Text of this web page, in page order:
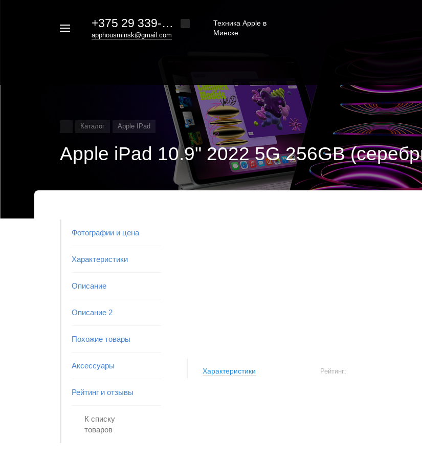
+375 29 339-20-30
apphousminsk@gmail.com
Техника Apple в
Минске
Каталог Apple IPad
Apple iPad 10.9" 2022 5G 256GB
Фотографии и цена
Характеристики
Описание
Описание 2
Похожие товары
Аксессуары
Рейтинг и отзывы
К списку
товаров
Характеристики Рейтинг: